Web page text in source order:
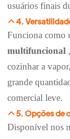
usuários finais
4.
Funciona como
multifuncional
cozinhar a
grande
comercial leve.
5. Opções de
Disponível nos